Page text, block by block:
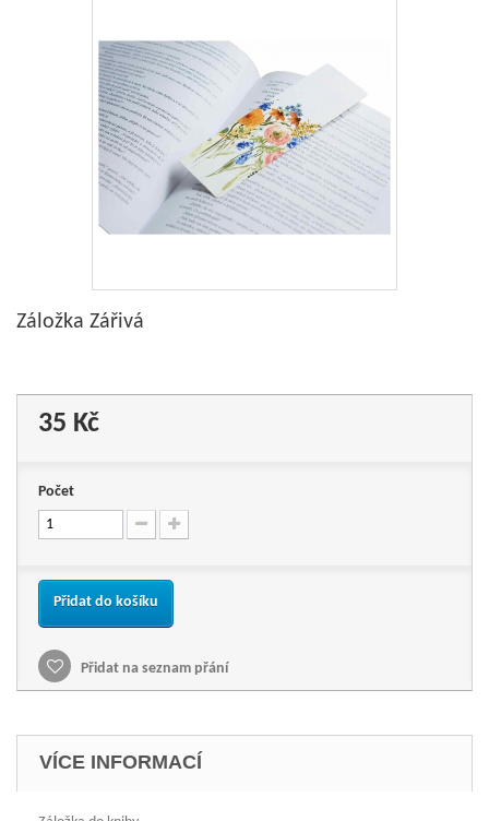
Záložka Zářivá
35 Kč
Počet
Přidat do košíku
Přidat na seznam přání
VÍCE INFORMACÍ